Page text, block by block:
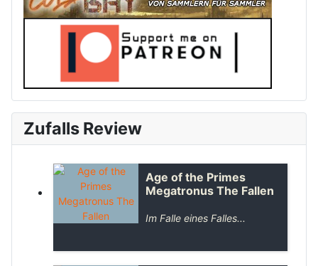
Zufalls Review
Age of the Primes
Megatronus The Fallen
Im Falle eines Falles...